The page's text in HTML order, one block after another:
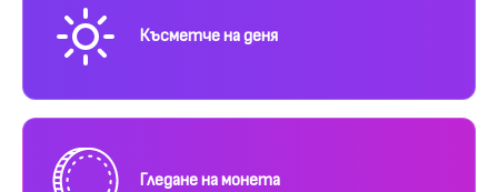
Късметче на деня
Гледане на монета